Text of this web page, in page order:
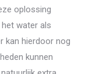
oplossing
water als
kan hierdoor nog
kunnen